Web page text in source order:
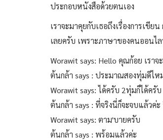
ประกอบหนังสือด้วยตนเอง
เราจะมาคุยกับเธอถึงเรื่องการเ
เลยครับ เพราะภาษาของคนออนไ
Worawit says: Hello คุณก้อย เรา
ต้นกล้า says : ประมาณสองทุ่มดีไ
Worawit says: ได้ครับ 2ทุ่มก็ได้ครับ
ต้นกล้า says : ที่จริงนี่ก็จะจบแล้วค่ะ
Worawit says: ตาม'บายครับ
ต้นกล้า says : พร้อมแล้วค่ะ